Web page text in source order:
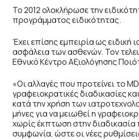
Το 2012 ολοκλήρωσε την
προγράμματος ειδικότητας.
Έχει επίσης εμπειρία ως ειδική
ασφάλεια των ασθενών. Τον
Εθνικό Κέντρο Αξιολόγησης
«Οι αλλαγές που προτείνει το
γραφειοκρατικές διαδικασίες
κατά την χρήση των
μήνες για να μειωθεί η
χωρίς έκπτωση στην
συμφωνία, ώστε οι νέες